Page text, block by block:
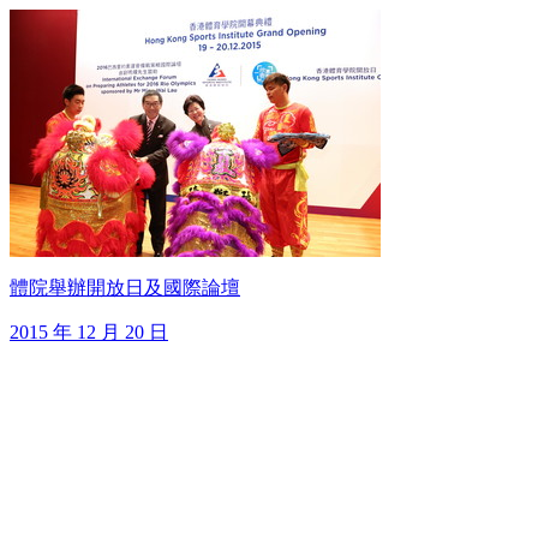
體院舉辦開放日及國際論壇
2015 年 12 月 20 日